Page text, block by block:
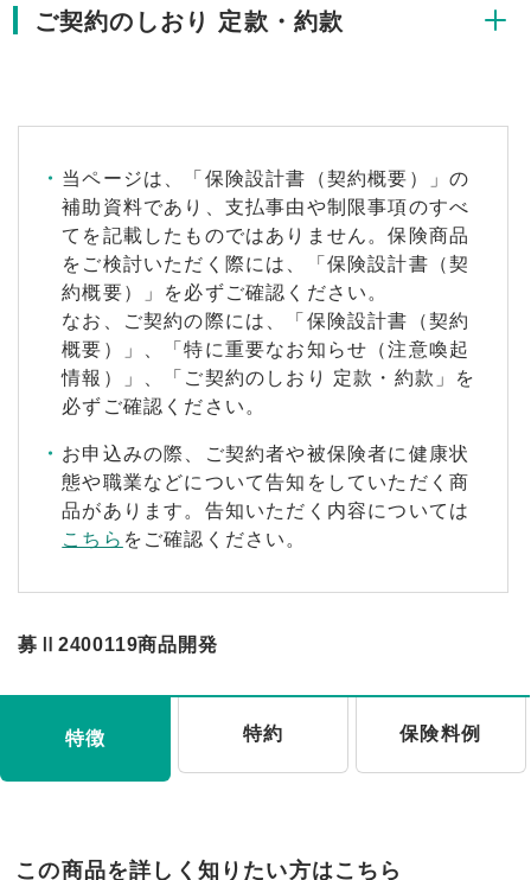
ご契約のしおり 定款・約款
当ページは、「保険設計書（契約概要）」の
補助資料であり、支払事由や制限事項のすべ
てを記載したものではありません。保険商品
をご検討いただく際には、「保険設計書（契
約概要）」を必ずご確認ください。
なお、ご契約の際には、「保険設計書（契約
概要）」、「特に重要なお知らせ（注意喚起
情報）」、「ご契約のしおり 定款・約款」を
必ずご確認ください。
お申込みの際、ご契約者や被保険者に健康状
態や職業などについて告知をしていただく商
品があります。告知いただく内容については
こちら をご確認ください。
募Ⅱ2400119商品開発
特徴 特約 保険料例
この商品を詳しく知りたい方はこちら